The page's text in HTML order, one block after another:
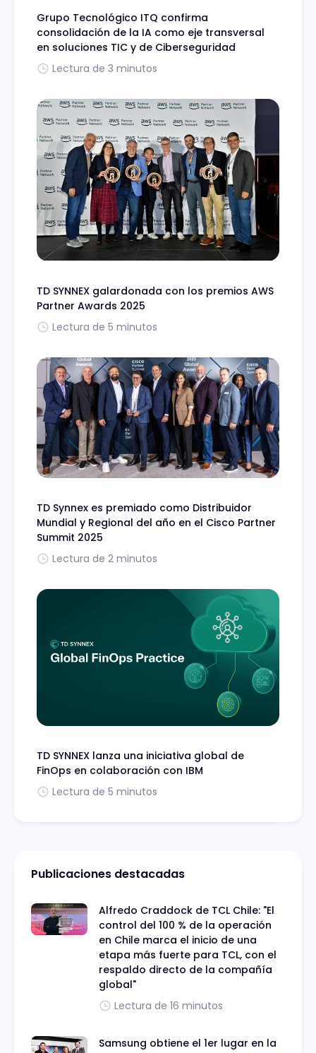
Grupo Tecnológico ITQ confirma
consolidación de la IA como eje transversal
en soluciones TIC y de Ciberseguridad
Lectura de 3 minutos
TD SYNNEX galardonada con los premios AWS
Partner Awards 2025
Lectura de 5 minutos
TD Synnex es premiado como Distribuidor
Mundial y Regional del año en el Cisco Partner
Summit 2025
Lectura de 2 minutos
TD SYNNEX lanza una iniciativa global de
FinOps en colaboración con IBM
Lectura de 5 minutos
Publicaciones destacadas
Alfredo Craddock de TCL Chile: "El
control del 100 % de la operación
en Chile marca el inicio de una
etapa más fuerte para TCL, con el
respaldo directo de la compañía
global"
Lectura de 16 minutos
Samsung obtiene el 1er lugar en la